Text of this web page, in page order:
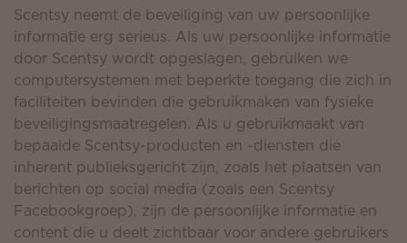
Scentsy neemt de beveiliging van uw persoonlijke
informatie erg serieus. Als uw persoonlijke informatie
door Scentsy wordt opgeslagen, gebruiken we
computersystemen met beperkte toegang die zich in
faciliteiten bevinden die gebruikmaken van fysieke
beveiligingsmaatregelen. Als u gebruikmaakt van
bepaalde Scentsy-producten en -diensten die
inherent publieksgericht zijn, zoals het plaatsen van
berichten op social media (zoals een Scentsy
Facebookgroep), zijn de persoonlijke informatie en
content die u deelt zichtbaar voor andere gebruikers